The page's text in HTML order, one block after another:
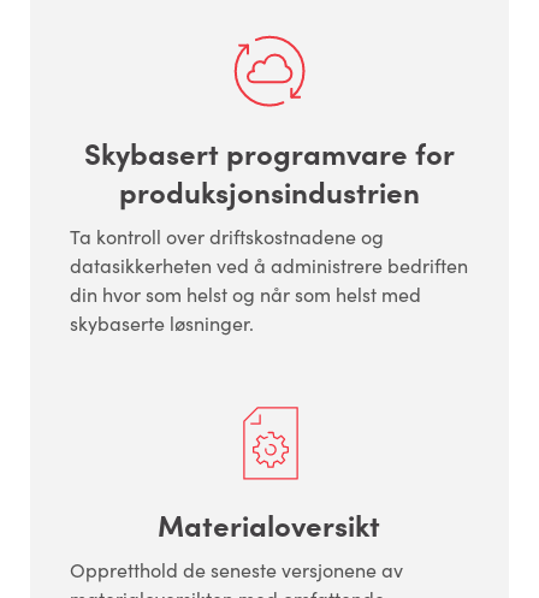
Skybasert programvare for
produksjonsindustrien
Ta kontroll over driftskostnadene og
datasikkerheten ved å administrere bedriften
din hvor som helst og når som helst med
skybaserte løsninger.
Materialoversikt
Oppretthold de seneste versjonene av